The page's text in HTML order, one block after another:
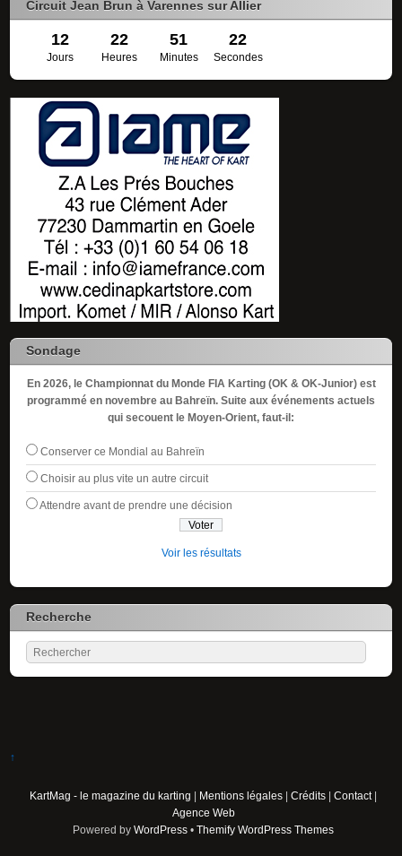
Circuit Jean Brun à Varennes sur Allier
12 22 51 22
Jours Heures Minutes Secondes
Sondage
En 2026, le Championnat du Monde FIA Karting (OK & OK-Junior) est
programmé en novembre au Bahreïn. Suite aux événements actuels
qui secouent le Moyen-Orient, faut-il:
Conserver ce Mondial au Bahreïn
Choisir au plus vite un autre circuit
Attendre avant de prendre une décision
Voir les résultats
Recherche
↑
KartMag - le magazine du karting Mentions légales Crédits Contact|
Agence Web
Powered by WordPress • Themify WordPress Themes